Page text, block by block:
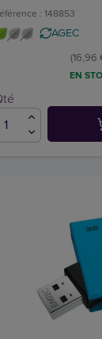
: 148853
AGEC
(16,96
EN